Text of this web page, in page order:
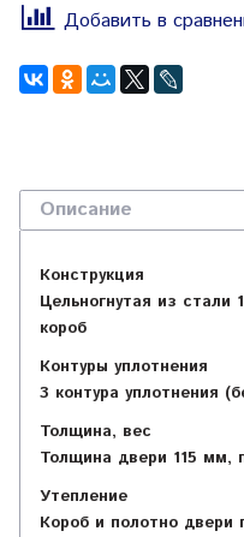
Добавить в
Описание
Конструкция
Цельногнутая из
короб
Контуры уплотнения
3 контура уплотнения
Толщина, вес
Толщина двери 115 мм,
Утепление
Короб и полотно двери